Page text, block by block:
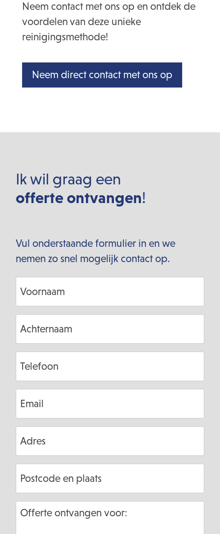
Neem contact met ons op en ontdek de
voordelen van deze unieke
reinigingsmethode!
Neem direct contact met ons op
Ik wil graag een
offerte ontvangen!
Vul onderstaande formulier in en we
nemen zo snel mogelijk contact op.
en
plaats
Offerte